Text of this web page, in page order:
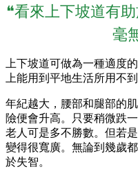
❝看來上下坡道有
毫
上下坡道可做為一種適度
上能用到平地生活所用不
年紀越大，腰部和腿部的
險便會升高。只要稍微跌
老人可是多不勝數。但若
變得很寬廣。無論到幾歲
於失智。